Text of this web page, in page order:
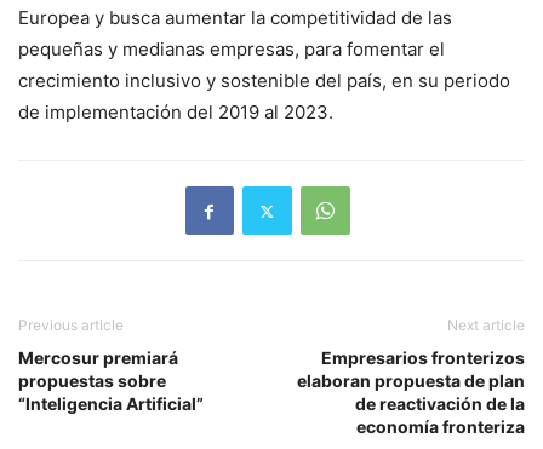
Europea y busca aumentar la competitividad de las
pequeñas y medianas empresas, para fomentar el
crecimiento inclusivo y sostenible del país, en su periodo
de implementación del 2019 al 2023.
Previous article
Mercosur premiará
propuestas sobre
“Inteligencia Artificial”
Next article
Empresarios fronterizos
elaboran propuesta de plan
de reactivación de la
economía fronteriza